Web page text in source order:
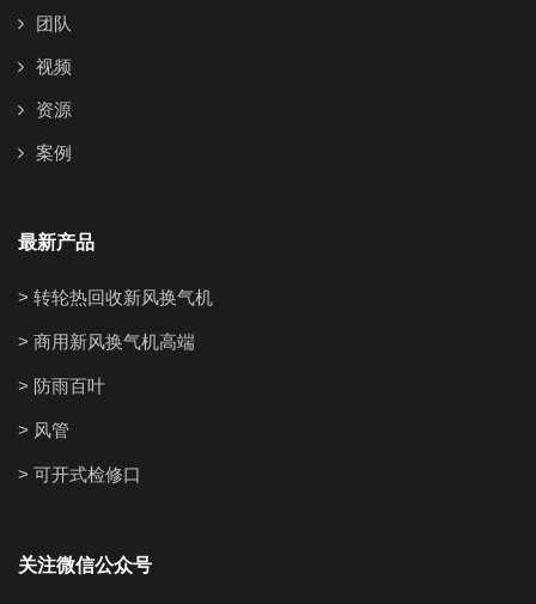
团队
视频
资源
案例
最新产品
> 转轮热回收新风换气机
> 商用新风换气机高端
> 防雨百叶
> 风管
> 可开式检修口
关注微信公众号